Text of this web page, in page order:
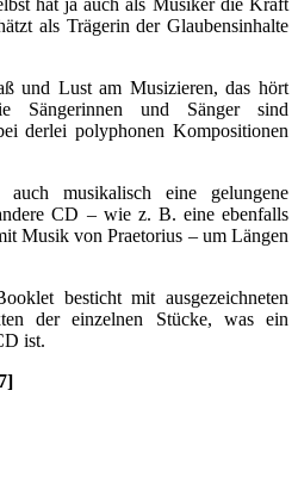
als Trägerin der Glaubensinhalte
und Lust am Musizieren, das hört
Sängerinnen und Sänger sind
derlei polyphonen Kompositionen
musikalisch eine gelungene
CD – wie z. B. eine ebenfalls
Musik von Praetorius – um Längen
besticht mit ausgezeichneten
der einzelnen Stücke, was ein
ist.